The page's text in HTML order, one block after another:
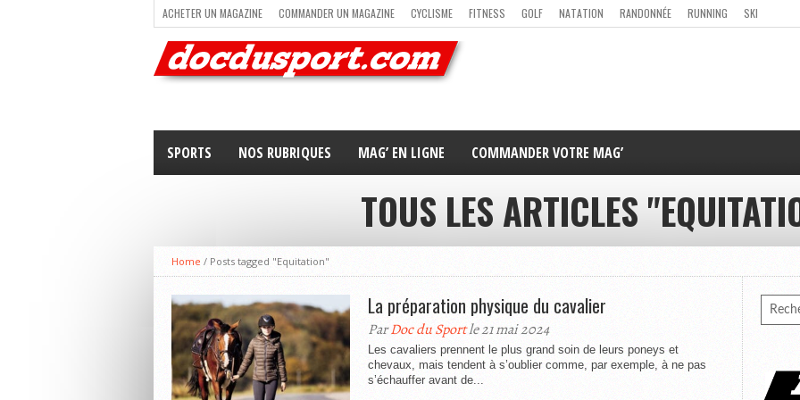
ACHETER UN MAGAZINE COMMANDER UN MAGAZINE CYCLISME FITNESS GOLF NATATION RANDONNÉE RUNNING
SKI
TRAIL RUNNING
TRIATHLON VOILE NEWSLETTER MAG’ EN LIGNE
SPORTS NOS RUBRIQUES MAG’ EN LIGNE COMMANDER VOTRE MAG’
TOUS LES ARTICLES
Home / Posts tagged "Equitation"
La préparation physique du cavalier
ParDoc du Sportle 21 mai 2024
Les cavaliers prennent le plus grand soin de leurs poneys et
chevaux, mais tendent à s’oublier comme, par exemple, à ne pas
s’échauffer avant de...